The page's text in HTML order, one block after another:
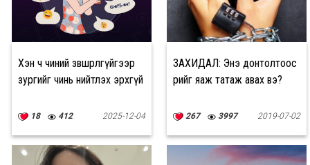
Хэн ч чиний зөвшөөрөлгүйгээр
зургийг чинь нийтлэх эрхгүй
18 412 2025-12-04
ЗАХИДАЛ: Энэ донтолтоос
өөрийгөө яаж татаж авах вэ?
267 3997 2019-07-02